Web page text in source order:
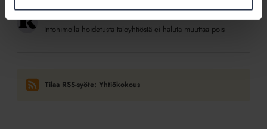
22.5.2026 Kotitalolehti.fi
Intohimolla hoidetusta taloyhtiöstä ei haluta muuttaa pois
Tilaa RSS-syöte: Yhtiökokous